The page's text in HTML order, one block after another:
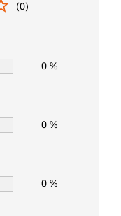
(0)
0 %
0 %
0 %